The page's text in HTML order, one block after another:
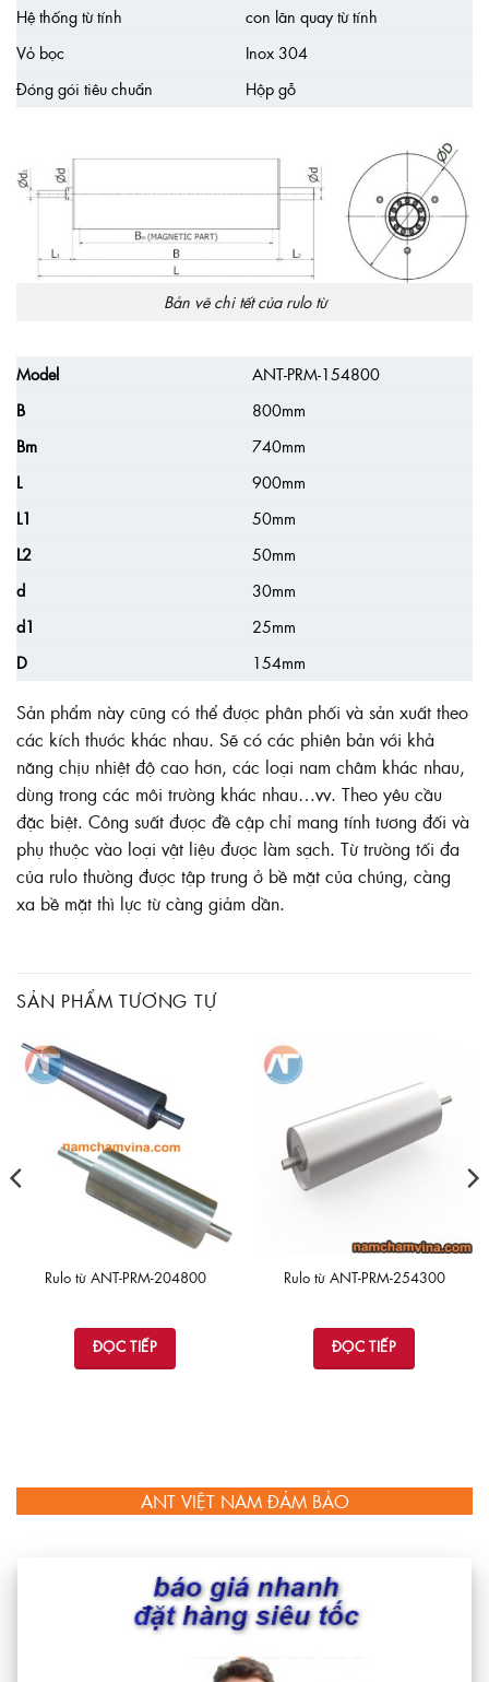
Hệ thống từ tính
con lăn quay từ tính
Vỏ bọc
Inox 304
Đóng gói tiêu chuẩn
Hộp gỗ
Bản vẽ chi tết của rulo từ
Model
ANT-PRM-154800
B
800mm
Bm
740mm
L
900mm
L1
50mm
L2
50mm
d
30mm
d1
25mm
D
154mm
Sản phẩm này cũng có thể được phân phối và sản xuất theo
các kích thước khác nhau. Sẽ có các phiên bản với khả
năng chịu nhiệt độ cao hơn, các loại nam châm khác nhau,
dùng trong các môi trường khác nhau…vv. Theo yêu cầu
đặc biệt. Công suất được đề cập chỉ mang tính tương đối và
phụ thuộc vào loại vật liệu được làm sạch. Từ trường tối đa
của rulo thường được tập trung ở bề mặt của chúng, càng
xa bề mặt thì lực từ càng giảm dần.
SẢN PHẨM TƯƠNG TỰ
Rulo từ ANT-PRM-204800
ĐỌC TIẾP
Rulo từ ANT-PRM-254300
ĐỌC TIẾP
ANT VIỆT NAM ĐẢM BẢO